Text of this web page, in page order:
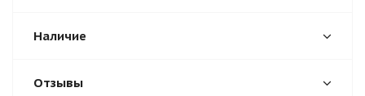
Наличие
Отзывы